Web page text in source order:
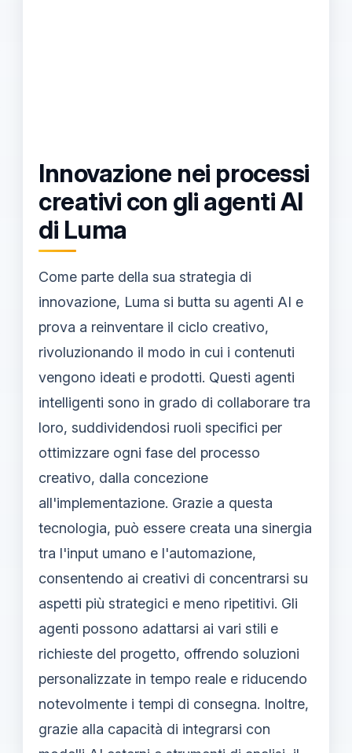
Innovazione nei processi
creativi con gli agenti AI
di Luma
Come parte della sua strategia di
innovazione, Luma si butta su agenti AI e
prova a reinventare il ciclo creativo,
rivoluzionando il modo in cui i contenuti
vengono ideati e prodotti. Questi agenti
intelligenti sono in grado di collaborare tra
loro, suddividendosi ruoli specifici per
ottimizzare ogni fase del processo
creativo, dalla concezione
all'implementazione. Grazie a questa
tecnologia, può essere creata una sinergia
tra l'input umano e l'automazione,
consentendo ai creativi di concentrarsi su
aspetti più strategici e meno ripetitivi. Gli
agenti possono adattarsi ai vari stili e
richieste del progetto, offrendo soluzioni
personalizzate in tempo reale e riducendo
notevolmente i tempi di consegna. Inoltre,
grazie alla capacità di integrarsi con